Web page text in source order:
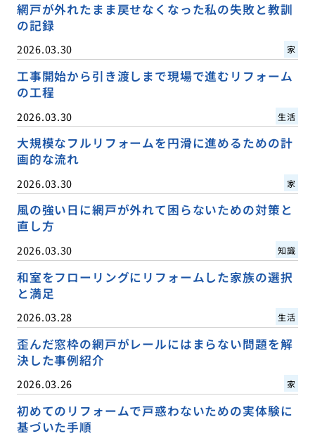
網戸が外れたまま戻せなくなった私の失敗と教訓
の記録
2026.03.30 家
工事開始から引き渡しまで現場で進むリフォーム
の工程
2026.03.30 生活
大規模なフルリフォームを円滑に進めるための計
画的な流れ
2026.03.30 家
風の強い日に網戸が外れて困らないための対策と
直し方
2026.03.30 知識
和室をフローリングにリフォームした家族の選択
と満足
2026.03.28 生活
歪んだ窓枠の網戸がレールにはまらない問題を解
決した事例紹介
2026.03.26 家
初めてのリフォームで戸惑わないための実体験に
基づいた手順